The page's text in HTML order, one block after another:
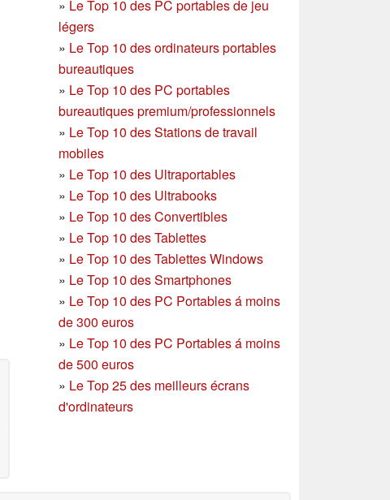
» Le Top 10 des PC portables de jeu
légers
» Le Top 10 des ordinateurs portables
bureautiques
» Le Top 10 des PC portables
bureautiques premium/professionnels
» Le Top 10 des Stations de travail
mobiles
» Le Top 10 des Ultraportables
» Le Top 10 des Ultrabooks
» Le Top 10 des Convertibles
» Le Top 10 des Tablettes
» Le Top 10 des Tablettes Windows
» Le Top 10 des Smartphones
» Le Top 10 des PC Portables á moins
de 300 euros
» Le Top 10 des PC Portables á moins
de 500 euros
» Le Top 25 des meilleurs écrans
d'ordinateurs